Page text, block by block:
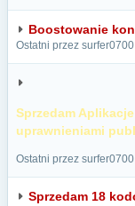
Boostowanie
Ostatni przez surfer0700
Sprzedam
uprawnieniami
Ostatni przez surfer0700
Sprzedam 18